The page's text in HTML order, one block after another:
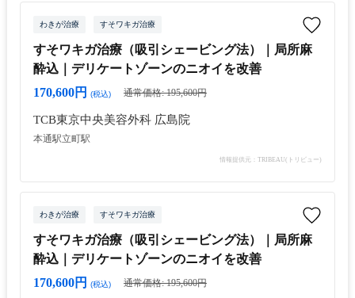
わきが治療 すそワキガ治療
すそワキガ治療（吸引シェービング法）｜局所麻
酔込｜デリケートゾーンのニオイを改善
170,600円
(税込) 通常価格: 195,600円
TCB東京中央美容外科 広島院
本通駅立町駅
情報提供元：TRIBEAU(トリビュー)
わきが治療 すそワキガ治療
すそワキガ治療（吸引シェービング法）｜局所麻
酔込｜デリケートゾーンのニオイを改善
170,600円
(税込) 通常価格: 195,600円